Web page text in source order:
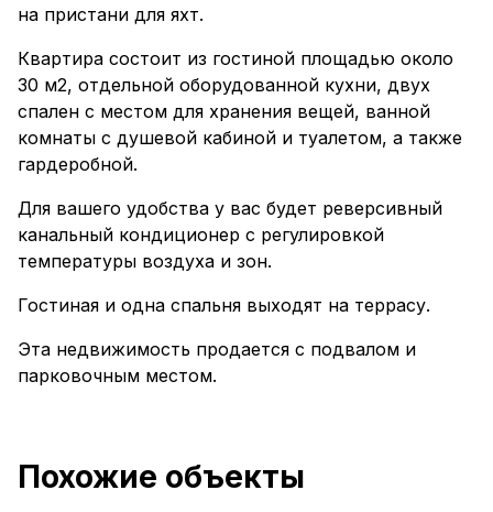
на пристани для яхт.
Квартира состоит из гостиной площадью около
30 м2, отдельной оборудованной кухни, двух
спален с местом для хранения вещей, ванной
комнаты с душевой кабиной и туалетом, а также
гардеробной.
Для вашего удобства у вас будет реверсивный
канальный кондиционер с регулировкой
температуры воздуха и зон.
Гостиная и одна спальня выходят на террасу.
Эта недвижимость продается с подвалом и
парковочным местом.
Похожие объекты